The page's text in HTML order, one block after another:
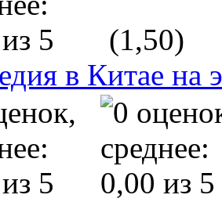
(1,50)
в Китае на